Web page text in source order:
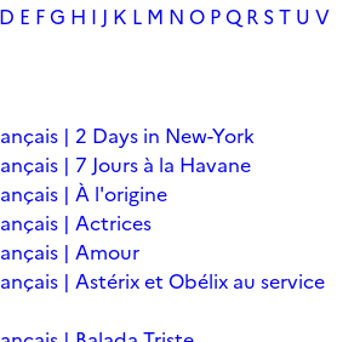
D E FG H I J K L M N O PQ R ST U V
| 2 Days in New-York
| 7 Jours à la Havane
| À l'origine
| Actrices
| Amour
| Astérix et Obélix au service